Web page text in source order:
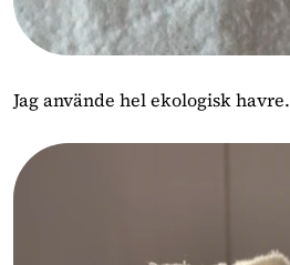
Jag använde hel ekologisk havre.